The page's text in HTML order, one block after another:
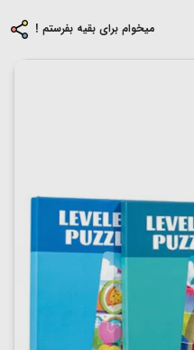
میخوام برای بقیه بفرستم !